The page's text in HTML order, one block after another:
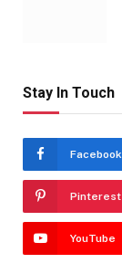
Stay In Touch
Facebook
Pinterest
YouTube